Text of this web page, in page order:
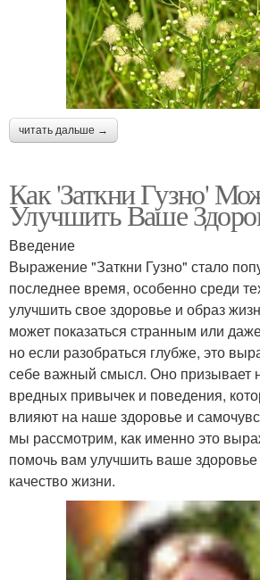
читать дальше →
Как 'Заткни Гузно'
Улучшить Ваше
Введение
Выражение "Заткни Гузно" стало
последнее время, особенно среди
улучшить свое здоровье и образ
может показаться странным или
но если разобраться глубже, это
себе важный смысл. Оно призывает
вредных привычек и поведения,
влияют на наше здоровье и
мы рассмотрим, как именно это
помочь вам улучшить ваше
качество жизни.